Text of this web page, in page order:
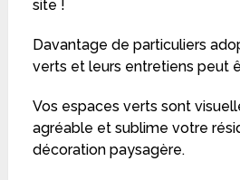
site !
Davantage de particuliers
verts et leurs entretiens peut
Vos espaces verts sont
agréable et sublime votre
décoration paysagère.